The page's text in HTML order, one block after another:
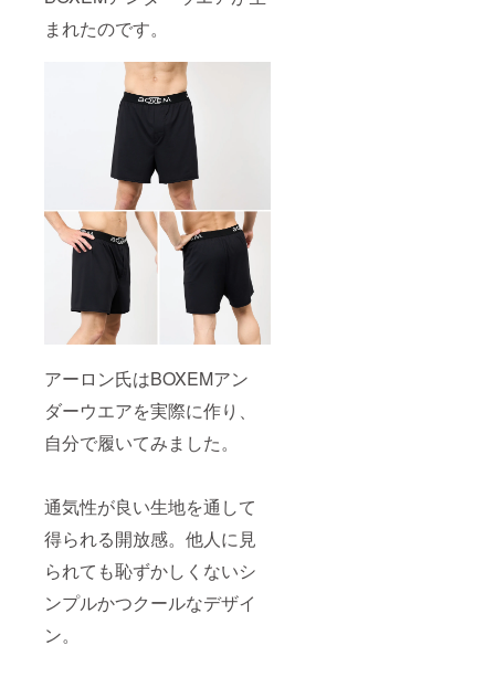
まれたのです。
アーロン氏はBOXEMアン
ダーウエアを実際に作り、
自分で履いてみました。
通気性が良い生地を通して
得られる開放感。他人に見
られても恥ずかしくないシ
ンプルかつクールなデザイ
ン。